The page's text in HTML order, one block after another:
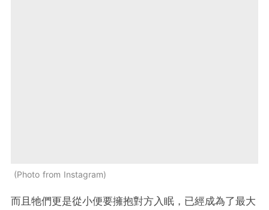
Photo from Instagram
而且牠們更是從小便要擁抱對方入眠，已經成為了最大